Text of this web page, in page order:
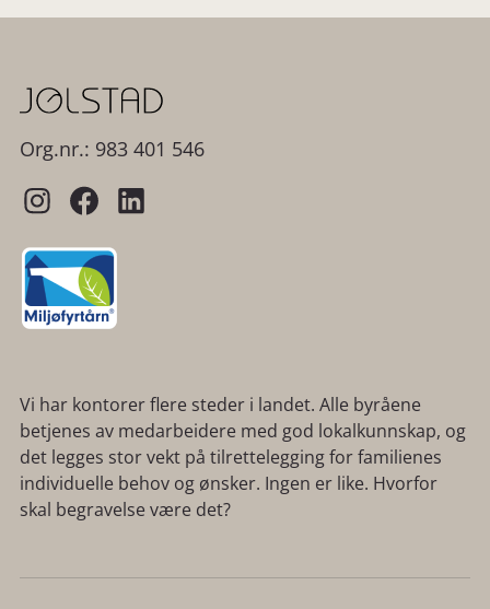
Org.nr.: 983 401 546
Vi har kontorer flere steder i landet. Alle byråene
betjenes av medarbeidere med god lokalkunnskap, og
det legges stor vekt på tilrettelegging for familienes
individuelle behov og ønsker. Ingen er like. Hvorfor
skal begravelse være det?